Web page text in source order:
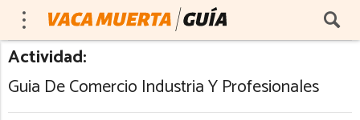
Actividad:
Guia De Comercio Industria Y Profesionales